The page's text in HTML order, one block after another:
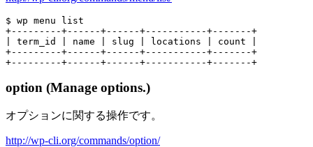
$ wp menu list
+---------+------+------+-----------+-------+
| term_id | name | slug | locations | count |
+---------+------+------+-----------+-------+
option (Manage options.)
オプションに関する操作です。
http://wp-cli.org/commands/option/